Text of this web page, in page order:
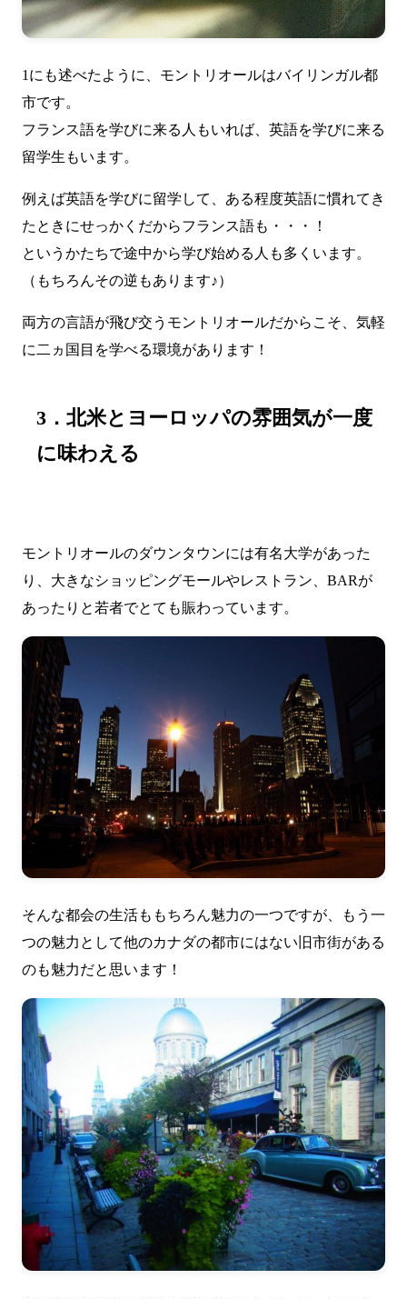
1にも述べたように、モントリオールはバイリンガル都
市です。
フランス語を学びに来る人もいれば、英語を学びに来る
留学生もいます。
例えば英語を学びに留学して、ある程度英語に慣れてき
たときにせっかくだからフランス語も・・・！
というかたちで途中から学び始める人も多くいます。
（もちろんその逆もあります♪）
両方の言語が飛び交うモントリオールだからこそ、気軽
に二ヵ国目を学べる環境があります！
3．北米とヨーロッパの雰囲気が一度
に味わえる
モントリオールのダウンタウンには有名大学があった
り、大きなショッピングモールやレストラン、BARが
あったりと若者でとても賑わっています。
そんな都会の生活ももちろん魅力の一つですが、もう一
つの魅力として他のカナダの都市にはない旧市街がある
のも魅力だと思います！